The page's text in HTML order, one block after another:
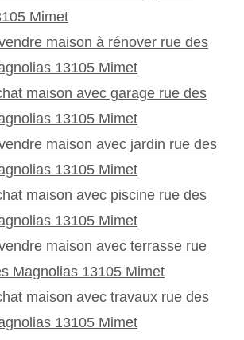
Mimet
maison à rénover rue des
13105 Mimet
maison avec garage rue des
13105 Mimet
maison avec jardin rue des
13105 Mimet
maison avec piscine rue des
13105 Mimet
maison avec terrasse rue
Magnolias 13105 Mimet
maison avec travaux rue des
13105 Mimet